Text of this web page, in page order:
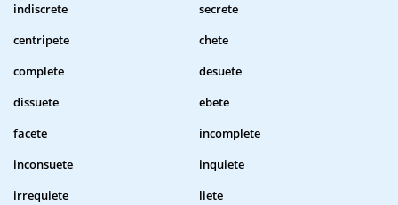
indiscrete
secrete
centripete
chete
complete
desuete
dissuete
ebete
facete
incomplete
inconsuete
inquiete
irrequiete
liete